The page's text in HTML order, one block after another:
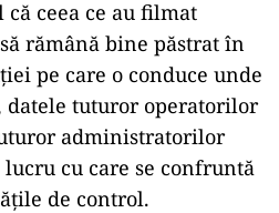
ceea ce au filmat
rămână bine păstrat în
pe care o conduce unde
datele tuturor operatorilor
administratorilor
lucru cu care se confruntă
de control.